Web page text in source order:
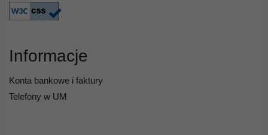
Informacje
Konta bankowe i faktury
Telefony w UM